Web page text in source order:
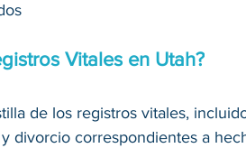
Vitales en Utah?
de los registros vitales,
divorcio correspondientes a